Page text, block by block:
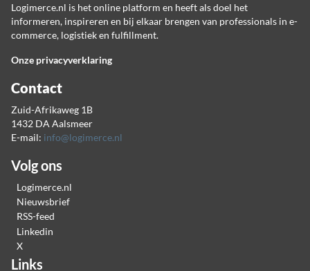
Logimerce.nl is het online platform en heeft als doel het
informeren, inspireren en bij elkaar brengen van professionals in e-
commerce, logistiek en fulfillment.
Onze privacyverklaring
Contact
Zuid-Afrikaweg 1B
1432 DA Aalsmeer
E-mail: info@logimerce.nl
Volg ons
Logimerce.nl
Nieuwsbrief
RSS-feed
Linkedin
X
Links